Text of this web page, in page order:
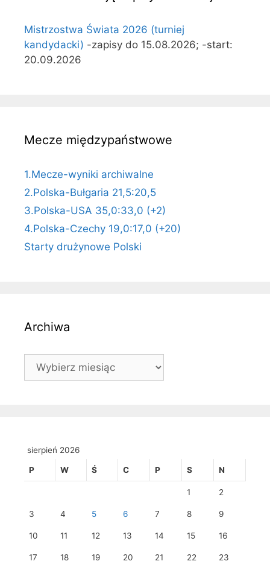
Mistrzostwa Świata 2026 (turniej
kandydacki) -zapisy do 15.08.2026; -start:
20.09.2026
Mecze międzypaństwowe
1.Mecze-wyniki archiwalne
2.Polska-Bułgaria 21,5:20,5
3.Polska-USA 35,0:33,0 (+2)
4.Polska-Czechy 19,0:17,0 (+20)
Starty drużynowe Polski
Archiwa
Archiwa
sierpień 2026
P W Ś C P S N
1 2
3 4 5 6 7 8 9
10 11 12 13 14 15 16
17 18 19 20 21 22 23